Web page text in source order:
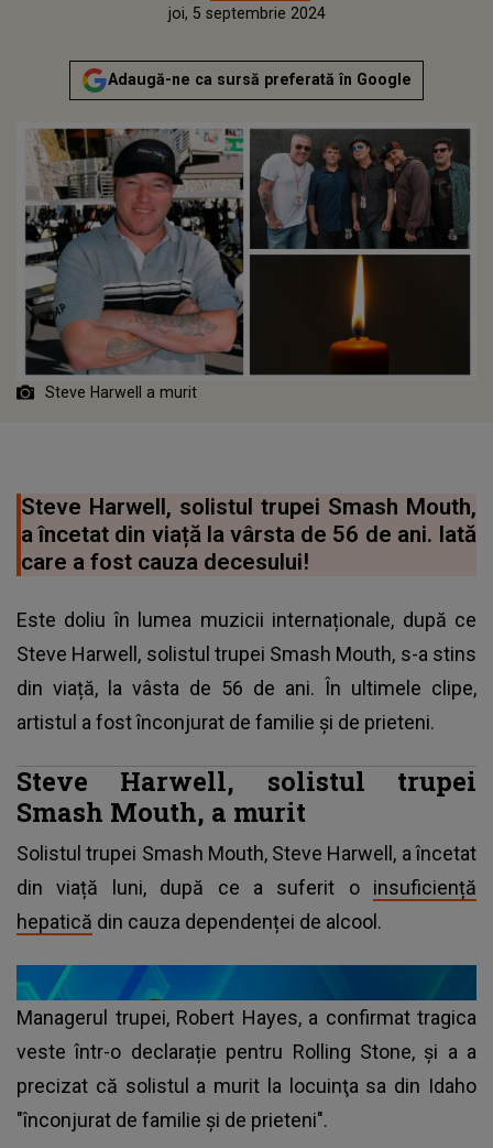
marți, 5 septembrie 2023Actualizat:
joi, 5 septembrie 2024
Adaugă-ne ca sursă preferată în Google
Steve Harwell a murit
Steve Harwell, solistul trupei Smash Mouth,
a încetat din viață la vârsta de 56 de ani. Iată
care a fost cauza decesului!
Este doliu în lumea muzicii internaționale, după ce
Steve Harwell, solistul trupei Smash Mouth, s-a stins
din viață, la vâsta de 56 de ani. În ultimele clipe,
artistul a fost înconjurat de familie și de prieteni.
Steve Harwell, solistul trupei
Smash Mouth, a murit
Solistul trupei Smash Mouth, Steve Harwell, a încetat
din viață luni, după ce a suferit o insuficiență
hepatică din cauza dependenței de alcool.
Managerul trupei, Robert Hayes, a confirmat tragica
veste într-o declarație pentru Rolling Stone, și a a
precizat că solistul a murit la locuinţa sa din Idaho
"înconjurat de familie şi de prieteni".